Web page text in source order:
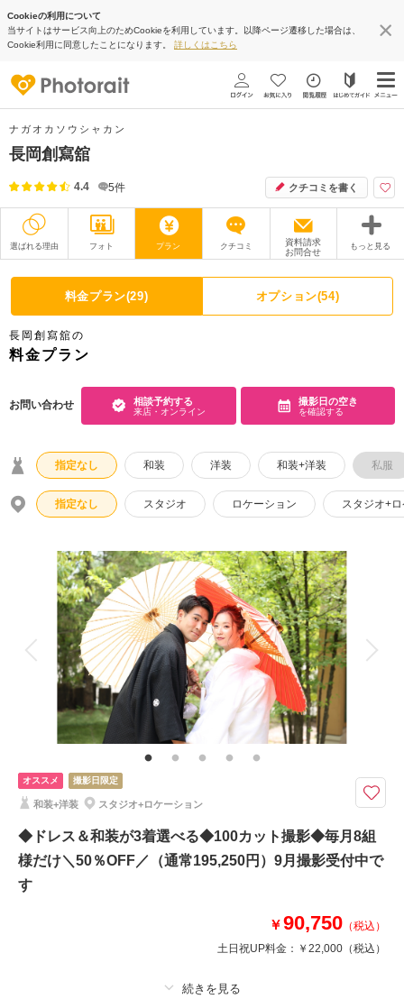
Cookieの利用について
当サイトはサービス向上のためCookieを利用しています。以降ページ遷移した場合は、
Cookie利用に同意したことになります。 詳しくはこちら
ナガオカソウシャカン
長岡創寫舘
4.4 5件 クチコミを書く
選ばれる理由 フォト プラン クチコミ
資料請求
お問合せ
もっと見る
撮影レポート フォトグラファー
衣装 ムービー
オプション
アクセス/TEL スタジオトップ
料金プラン(29) オプション(54)
長岡創寫舘の
料金プラン
お問い合わせ 相談予約する
来店・オンライン
撮影日の空き
を確認する
指定なし 和装 洋装 和装+洋装 私服
指定なし スタジオ ロケーション スタジオ+
オススメ 撮影日限定
和装+洋装 スタジオ+ロケーション
◆ドレス＆和装が3着選べる◆100カット撮影◆毎月8組
様だけ＼50％OFF／（通常195,250円）9月撮影受付中で
す
￥90,750 （税込）
土日祝UP料金： ￥22,000 （税込）